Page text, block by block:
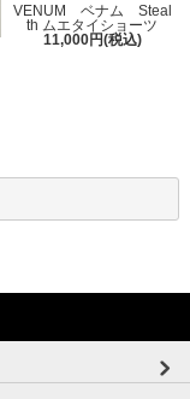
VENUM ベナム Steal
th ムエタイショーツ
11,000円(税込)